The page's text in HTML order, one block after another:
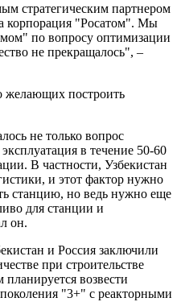
стратегическим партнером
корпорация "Росатом". Мы
по вопросу оптимизации
не прекращалось", –
желающих построить
не только вопрос
в течение 50-60
В частности, Узбекистан
и этот фактор нужно
станцию, но ведь нужно еще
для станции и
он.
и Россия заключили
при строительстве
возвести
"3+" с реакторными